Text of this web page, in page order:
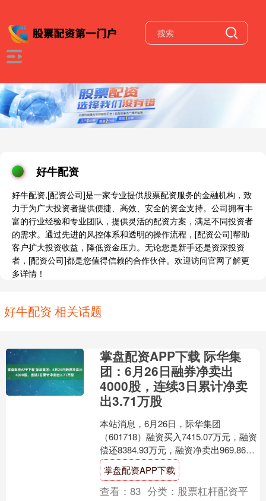
好牛配资
好牛配资,[配资公司]是一家专业提供股票配资服务的金融机构，致
力于为广大投资者提供便捷、高效、安全的资金支持。公司拥有丰
富的行业经验和专业团队，提供灵活的配资方案，满足不同投资者
的需求。通过先进的风控体系和透明的操作流程，[配资公司]帮助
客户扩大投资收益，降低资金压力。无论您是新手还是资深投资
者，[配资公司]都是您值得信赖的合作伙伴。欢迎访问官网了解更
多详情！
好牛配资 相关话题
掌盘配资APP下载 际华集
团：6月26日融券净卖出
4000股，连续3日累计净卖
出3.71万股
本站消息，6月26日，际华集团
（601718）融资买入7415.07万元，融资
偿还8384.93万元，融资净卖出969.86万
元，融资余额5.44亿元。 融券方....
掌盘配资APP下载
查看：83 分类： 股票杠杆配资平